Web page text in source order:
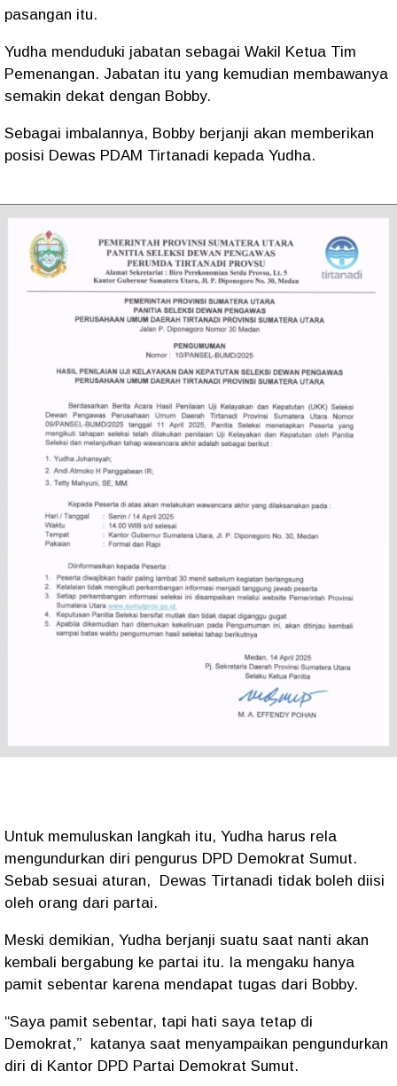
pasangan itu.
Yudha menduduki jabatan sebagai Wakil Ketua Tim
Pemenangan. Jabatan itu yang kemudian membawanya
semakin dekat dengan Bobby.
Sebagai imbalannya, Bobby berjanji akan memberikan
posisi Dewas PDAM Tirtanadi kepada Yudha.
Untuk memuluskan langkah itu, Yudha harus rela
mengundurkan diri pengurus DPD Demokrat Sumut.
Sebab sesuai aturan, Dewas Tirtanadi tidak boleh diisi
oleh orang dari partai.
Meski demikian, Yudha berjanji suatu saat nanti akan
kembali bergabung ke partai itu. Ia mengaku hanya
pamit sebentar karena mendapat tugas dari Bobby.
“Saya pamit sebentar, tapi hati saya tetap di
Demokrat,” katanya saat menyampaikan pengundurkan
diri di Kantor DPD Partai Demokrat Sumut.